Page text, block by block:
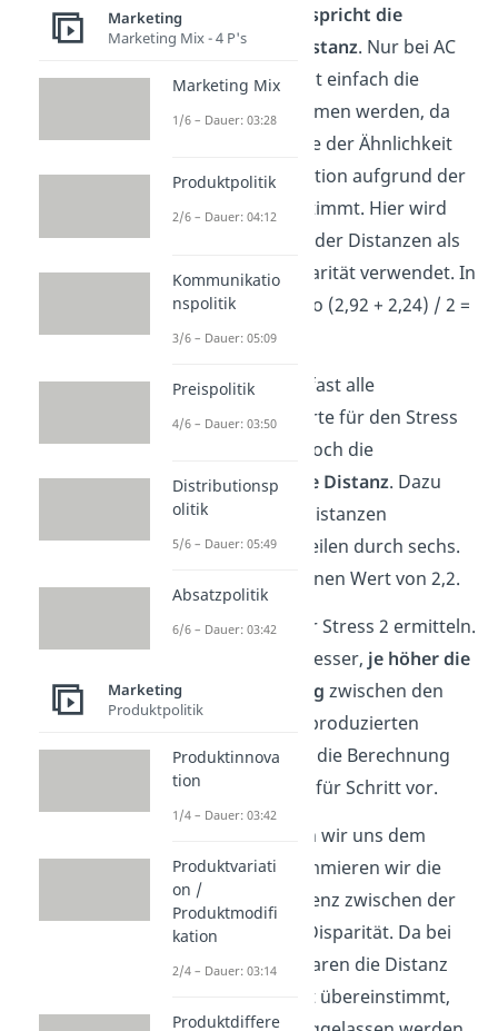
Platz stimmt,
entspricht die
Disparität der Distanz. Nur bei AC
und BD kann nicht einfach die
Distanz übernommen werden, da
hier die Rangfolge der Ähnlichkeit
nicht mit der Position aufgrund der
Distanz übereinstimmt. Hier wird
der Durchschnitt der Distanzen als
Wert für die Disparität verwendet. In
unserem Falle also (2,92 + 2,24) / 2 =
2,58.
Somit haben wir fast alle
notwendigen Werte für den Stress
2. Uns fehlt nur noch die
durchschnittliche Distanz. Dazu
rechnen wir die Distanzen
zusammen und teilen durch sechs.
So erhalten wir einen Wert von 2,2.
Jetzt lässt sich der Stress 2 ermitteln.
Dieser ist umso besser, je höher die
Übereinstimmung zwischen den
erfragten und reproduzierten
Distanzen ist. Für die Berechnung
gehen wir Schritt für Schritt vor.
Zunächst widmen wir uns dem
Zähler. Dabei summieren wir die
quadrierte Differenz zwischen der
Distanz und der Disparität. Da bei
einigen Objektpaaren die Distanz
mit der Disparität übereinstimmt,
Marketing
Marketing Mix - 4 P's
Marketing Mix
1/6 – Dauer: 03:28
Produktpolitik
2/6 – Dauer: 04:12
Kommunikatio
nspolitik
3/6 – Dauer: 05:09
Preispolitik
4/6 – Dauer: 03:50
Distributionsp
olitik
5/6 – Dauer: 05:49
Absatzpolitik
6/6 – Dauer: 03:42
Marketing
Produktpolitik
Produktinnova
tion
1/4 – Dauer: 03:42
Produktvariati
on /
Produktmodifi
kation
2/4 – Dauer: 03:14
Produktdiffere